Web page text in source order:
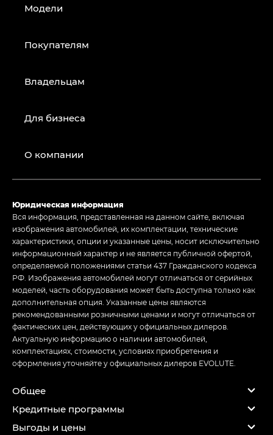
Модели
Покупателям
Владельцам
Для бизнеса
О компании
Юридическая информация
Вся информация, представленная на данном сайте, включая
изображения автомобилей, их комплектации, технические
характеристики, опции и указанные цены, носит исключительно
информационный характер и не является публичной офертой,
определяемой положениями статьи 437 Гражданского кодекса
РФ. Изображения автомобилей могут отличаться от серийных
моделей, часть оборудования может быть доступна только как
дополнительная опция. Указанные цены являются
рекомендованными розничными ценами и могут отличаться от
фактических цен, действующих у официальных дилеров.
Актуальную информацию о наличии автомобилей,
комплектациях, стоимости, условиях приобретения и
оформления уточняйте у официальных дилеров EVOLUTE.
Общее
Кредитные программы
Выгоды и цены